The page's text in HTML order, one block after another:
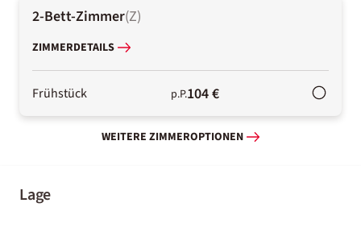
2-Bett-Zimmer(Z)
ZIMMERDETAILS
Frühstück p.P.104 €
WEITERE ZIMMEROPTIONEN
Lage